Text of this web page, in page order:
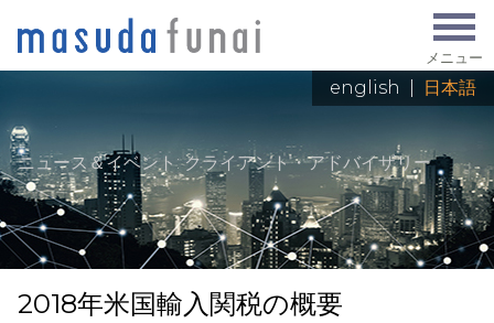
メニュー
english 日本語
ニュース＆イベント: クライアント・アドバイザリー
2018年米国輸入関税の概要